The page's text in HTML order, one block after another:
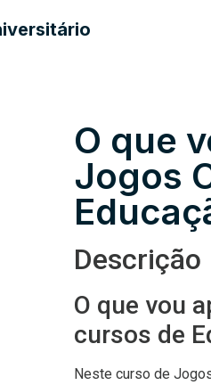
O que
Jogos
Descrição
O que vou
cursos de
Neste curso de